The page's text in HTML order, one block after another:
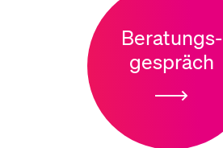
Beratungs-
gespräch
BELIEBTE INHALTE
Vorlesungsverzeichnis
Bibliothek
Sportangebot